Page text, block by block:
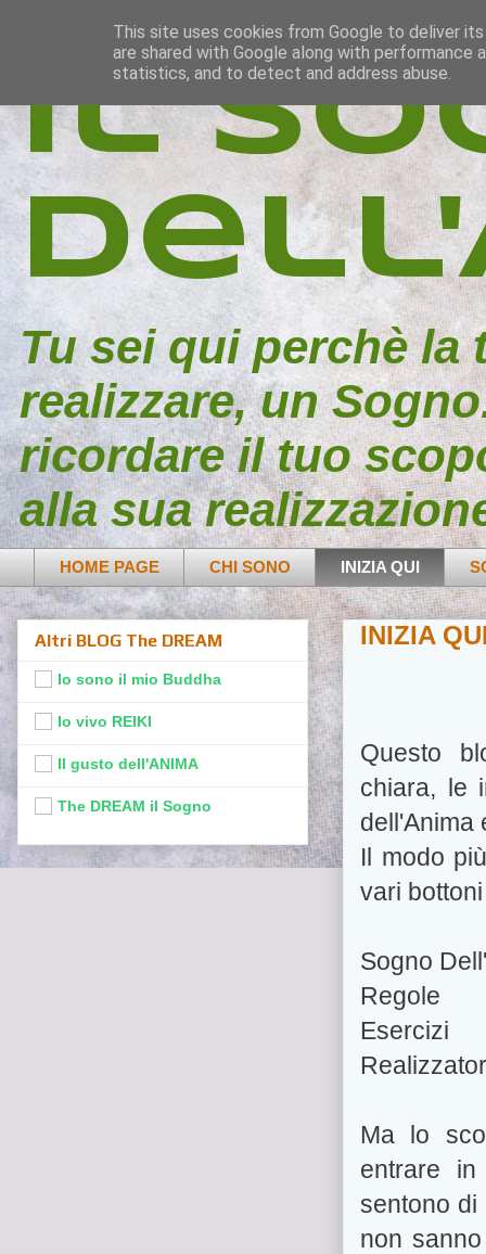
Il
Tu sei qui perchè la
realizzare, un
ricordare il tuo
alla sua
HOME PAGE CHI SONO INIZIA QUI
INIZIA
Questo
chiara, le
dell'Anima
Il modo
vari
Sogno
Regole
Esercizi
Ma lo
entrare
sentono di
non
Altri BLOG The DREAM
Io sono il mio Buddha
Io vivo REIKI
Il gusto dell'ANIMA
The DREAM il Sogno
This site uses cookies from Google to deliver
are shared with Google along with
statistics, and to detect and address abuse.